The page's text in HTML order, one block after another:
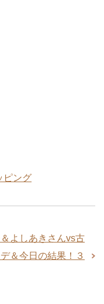
ピング
よしあきさんvs古
＆今日の結果！３